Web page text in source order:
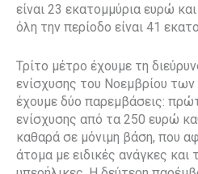
είναι 23 εκατομμύρια ευρώ
όλη την περίοδο είναι 41
Τρίτο μέτρο έχουμε τη
ενίσχυσης του Νοεμβρίου
έχουμε δύο παρεμβάσεις:
ενίσχυσης από τα 250 ευρώ
καθαρά σε μόνιμη βάση, που
άτομα με ειδικές ανάγκες